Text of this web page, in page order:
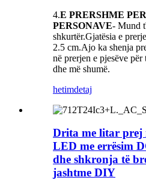
4.E PRERSHME
PERSONAVE- Mund
shkurtër.Gjatësia e
2.5 cm.Ajo ka shenja
në prerjen e pjesëve
dhe më shumë.
hetimdetaj
Drita me litar prej
LED me errësim
dhe shkronja të
jashtme DIY